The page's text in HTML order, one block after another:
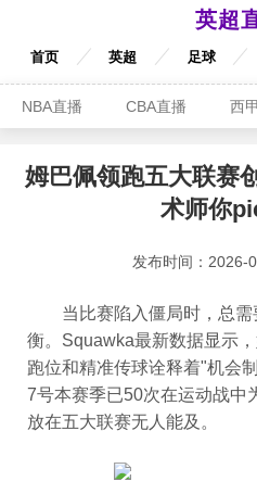
英超
首页 英超 足球
NBA直播 CBA直播 西
姆巴佩领跑五大联赛
术师你
发布时间：2026-
当比赛陷入僵局时，总需
衡。Squawka最新数据显示
跑位和精准传球诠释着"机会
7号本赛季已50次在运动战中
放在五大联赛无人能及。